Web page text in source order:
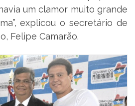
um clamor muito grande
explicou o secretário de
Felipe Camarão.